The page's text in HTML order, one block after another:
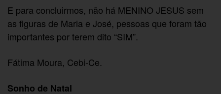
E para concluirmos, não há MENINO JESUS sem
as figuras de Maria e José, pessoas que foram tão
importantes por terem dito “SIM”.
Fátima Moura, Cebi-Ce.
Sonho de Natal